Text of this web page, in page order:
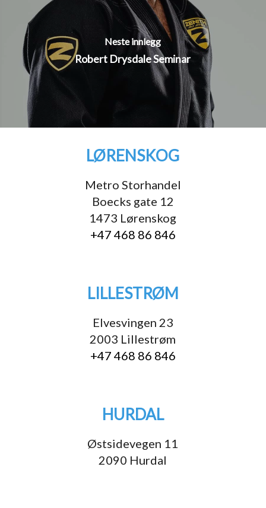
Neste innlegg
Robert Drysdale Seminar
LØRENSKOG
Metro Storhandel
Boecks gate 12
1473 Lørenskog
+47 468 86 846
LILLESTRØM
Elvesvingen 23
2003 Lillestrøm
+47 468 86 846
HURDAL
Østsidevegen 11
2090 Hurdal